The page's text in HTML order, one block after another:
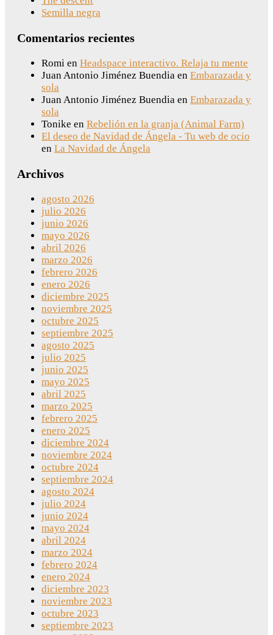
Semilla negra
Comentarios recientes
Romi en Headspace interactivo. Relaja tu mente
Juan Antonio Jiménez Buendia en Embarazada y
sola
Juan Antonio Jiménez Buendia en Embarazada y
sola
Tonike en Rebelión en la granja (Animal Farm)
El deseo de Navidad de Ángela - Tu web de ocio
en La Navidad de Ángela
Archivos
agosto 2026
julio 2026
junio 2026
mayo 2026
abril 2026
marzo 2026
febrero 2026
enero 2026
diciembre 2025
noviembre 2025
octubre 2025
septiembre 2025
agosto 2025
julio 2025
junio 2025
mayo 2025
abril 2025
marzo 2025
febrero 2025
enero 2025
diciembre 2024
noviembre 2024
octubre 2024
septiembre 2024
agosto 2024
julio 2024
junio 2024
mayo 2024
abril 2024
marzo 2024
febrero 2024
enero 2024
diciembre 2023
noviembre 2023
octubre 2023
septiembre 2023